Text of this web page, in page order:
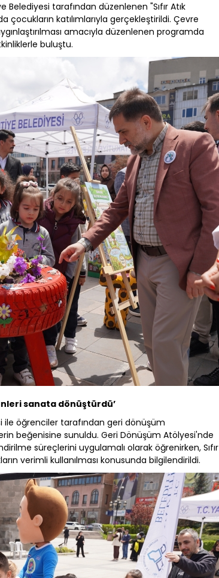
tarafından düzenlenen "Sıfır Atık
çocukların katılımlarıyla gerçekleştirildi. Çevre
amacıyla düzenlenen programda
buluştu.
sanata dönüştürdü’
ile öğrenciler tarafından geri dönüşüm
beğenisine sunuldu. Geri Dönüşüm Atölyesi'nde
süreçlerini uygulamalı olarak öğrenirken, Sıfır
verimli kullanılması konusunda bilgilendirildi.